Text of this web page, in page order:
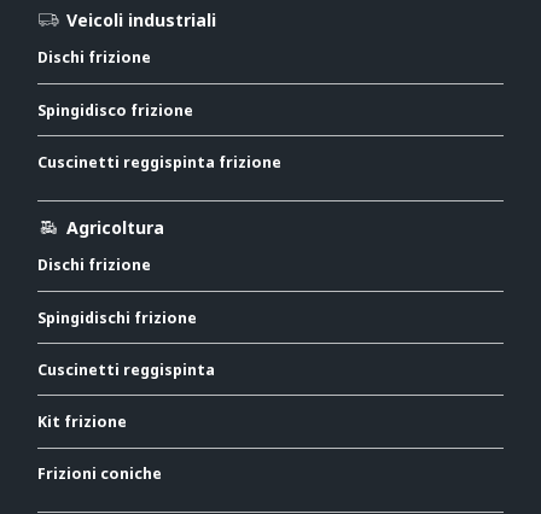
Veicoli industriali
Dischi frizione
Spingidisco frizione
Cuscinetti reggispinta frizione
Agricoltura
Dischi frizione
Spingidischi frizione
Cuscinetti reggispinta
Kit frizione
Frizioni coniche